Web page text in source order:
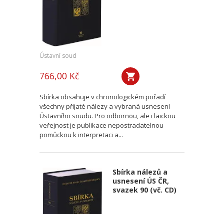
Ústavní soud
766,00 Kč
Sbírka obsahuje v chronologickém pořadí
všechny přijaté nálezy a vybraná usnesení
Ústavního soudu. Pro odbornou, ale i laickou
veřejnost je publikace nepostradatelnou
pomůckou k interpretaci a...
Sbírka nálezů a
usnesení ÚS ČR,
svazek 90 (vč. CD)